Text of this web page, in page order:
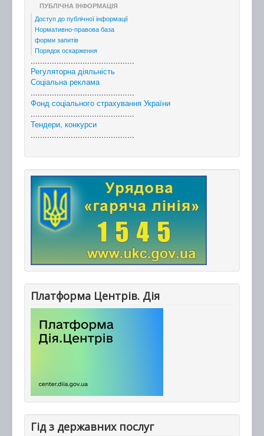
ПУБЛІЧНА ІНФОРМАЦІЯ
Доступ до публічної інформації
Нормативно-правова база
форми запитів
Порядок оскарження
............................................
Регуляторна діяльність
Соціальна реклама
............................................
Фонд соціального страхування України
............................................
Тендери, конкурси
............................................
Платформа Центрів. Дія
Гід з державних послуг